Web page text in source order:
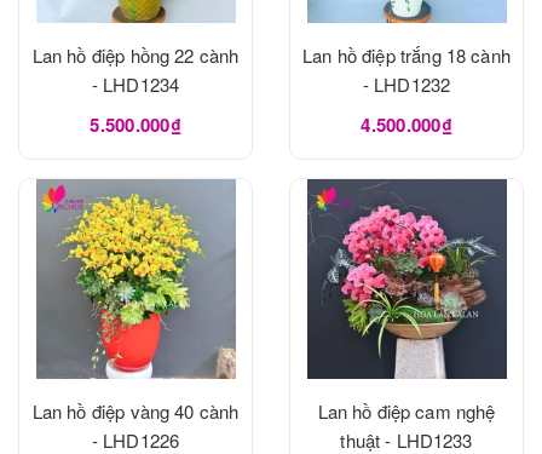
Lan hồ điệp hồng 22 cành
- LHD1234
5.500.000₫
Lan hồ điệp trắng 18 cành
- LHD1232
4.500.000₫
Lan hồ điệp vàng 40 cành
- LHD1226
Lan hồ điệp cam nghệ
thuật - LHD1233